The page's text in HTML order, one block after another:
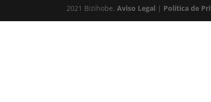
2021 Bizihobe.Aviso Legal | Política de